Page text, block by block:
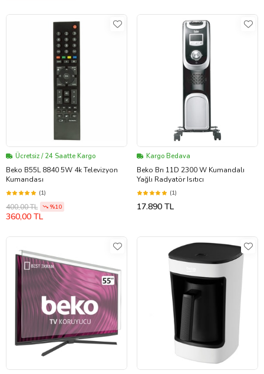
Ücretsiz / 24 Saatte Kargo
Beko B55L 8840 5W 4k Televizyon
Kumandası
(1)
400,00 TL %10
360,00 TL
Kargo Bedava
Beko Brı 11D 2300 W Kumandalı
Yağlı Radyatör Isıtıcı
(1)
17.890 TL